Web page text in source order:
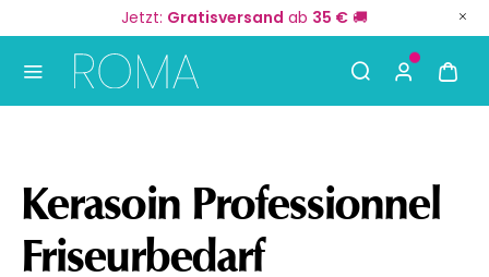
Jetzt: Gratisversand ab 35 € 🚚
Kerasoin Professionnel
Friseurbedarf